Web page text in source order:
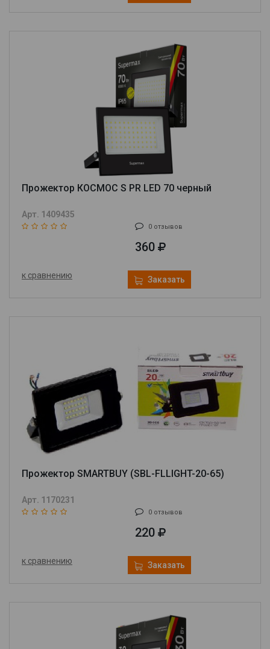
Прожектор КОСМОС S PR LED 70 черный
Арт. 1409435
0 отзывов
360
к сравнению Заказать
Прожектор SMARTBUY (SBL-FLLIGHT-20-65)
Арт. 1170231
0 отзывов
220
к сравнению Заказать